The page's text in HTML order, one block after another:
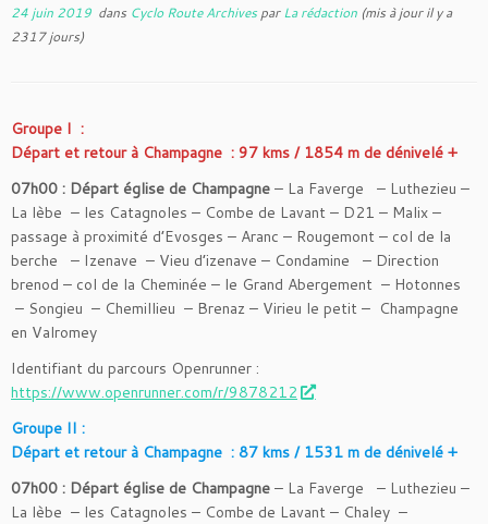
24 juin 2019 dans Cyclo Route ArchivesparLa rédaction (mis à jour il y a
2317 jours)
Groupe I :
Départ et retour à Champagne : 97 kms / 1854 m de dénivelé +
07h00 : Départ église de Champagne – La Faverge – Luthezieu –
La lèbe – les Catagnoles – Combe de Lavant – D21 – Malix –
passage à proximité d’Evosges – Aranc – Rougemont – col de la
berche – Izenave – Vieu d’izenave – Condamine – Direction
brenod – col de la Cheminée – le Grand Abergement – Hotonnes
– Songieu – Chemillieu – Brenaz – Virieu le petit – Champagne
en Valromey
Identifiant du parcours Openrunner :
https://www.openrunner.com/r/9878212
Groupe II :
Départ et retour à Champagne : 87 kms / 1531 m de dénivelé +
07h00 : Départ église de Champagne – La Faverge – Luthezieu –
La lèbe – les Catagnoles – Combe de Lavant – Chaley –